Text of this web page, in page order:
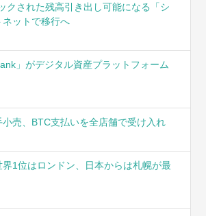
クされた残高引き出し可能になる「シ
ネットで移行へ
」がデジタル資産プラットフォーム
売、BTC支払いを全店舗で受け入れ
1位はロンドン、日本からは札幌が最